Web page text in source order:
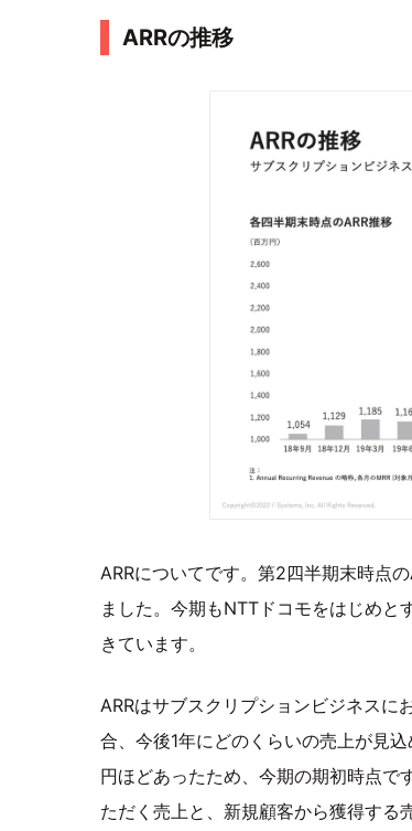
ARRの推移
ARRについてです。第2四半期末時点
ました。今期もNTTドコモをはじめと
きています。
ARRはサブスクリプションビジネス
合、今後1年にどのくらいの売上が見
円ほどあったため、今期の期初時点で
ただく売上と、新規顧客から獲得す